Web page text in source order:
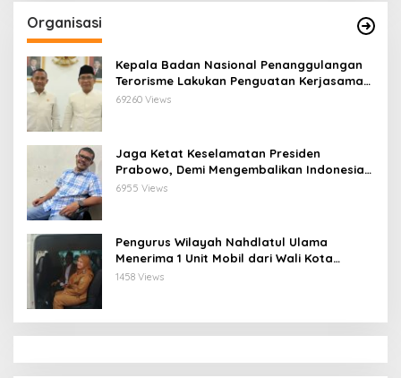
Organisasi
Kepala Badan Nasional Penanggulangan
Terorisme Lakukan Penguatan Kerjasama
Ketua Pengurus Besar Nahdlatul Ulama
69260 Views
Jaga Ketat Keselamatan Presiden
Prabowo, Demi Mengembalikan Indonesia
Menjadi Macan Asia
6955 Views
Pengurus Wilayah Nahdlatul Ulama
Menerima 1 Unit Mobil dari Wali Kota
Bandar Lampung
1458 Views